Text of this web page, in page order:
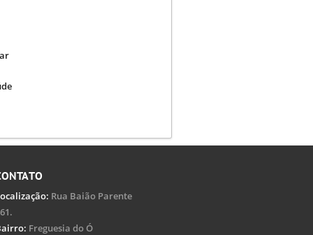
Rua Baião Parente
Freguesia do Ó